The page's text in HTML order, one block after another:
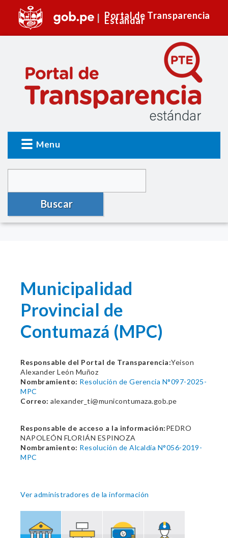
Portal de Transparencia
Estándar
Menu
Buscar
Municipalidad
Provincial de
Contumazá (MPC)
Responsable del Portal de Transparencia:Yeison
Alexander León Muñoz
Nombramiento: Resolución de Gerencia N°097-2025-
MPC
Correo: alexander_ti@municontumaza.gob.pe
Responsable de acceso a la información:PEDRO
NAPOLEÓN FLORIÁN ESPINOZA
Nombramiento: Resolución de Alcaldía N°056-2019-
MPC
Ver administradores de la información